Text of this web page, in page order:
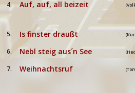
4. Auf, auf, all beizeit
5. Is finster draußt
6. Nebl steig aus´n See
7. Weihnachtsruf